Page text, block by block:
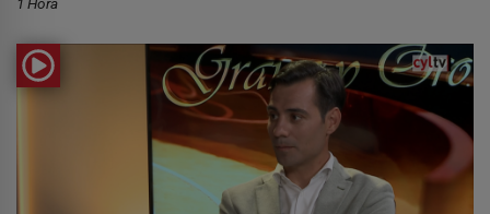
1 Hora